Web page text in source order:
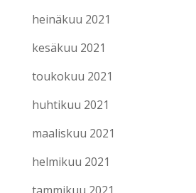
heinäkuu 2021
kesäkuu 2021
toukokuu 2021
huhtikuu 2021
maaliskuu 2021
helmikuu 2021